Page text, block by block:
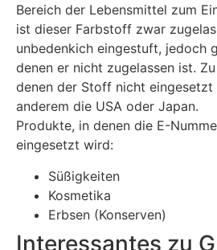
Bereich der Lebensmittel zum
ist dieser Farbstoff zwar
unbedenkich eingestuft, jedoch
denen er nicht zugelassen ist.
denen der Stoff nicht
anderem die USA oder Japan.
Produkte, in denen die E-
eingesetzt wird:
Süßigkeiten
Kosmetika
Erbsen (Konserven)
Interessantes zu